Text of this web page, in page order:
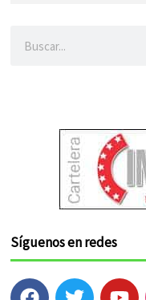
Síguenos en redes
F T Y